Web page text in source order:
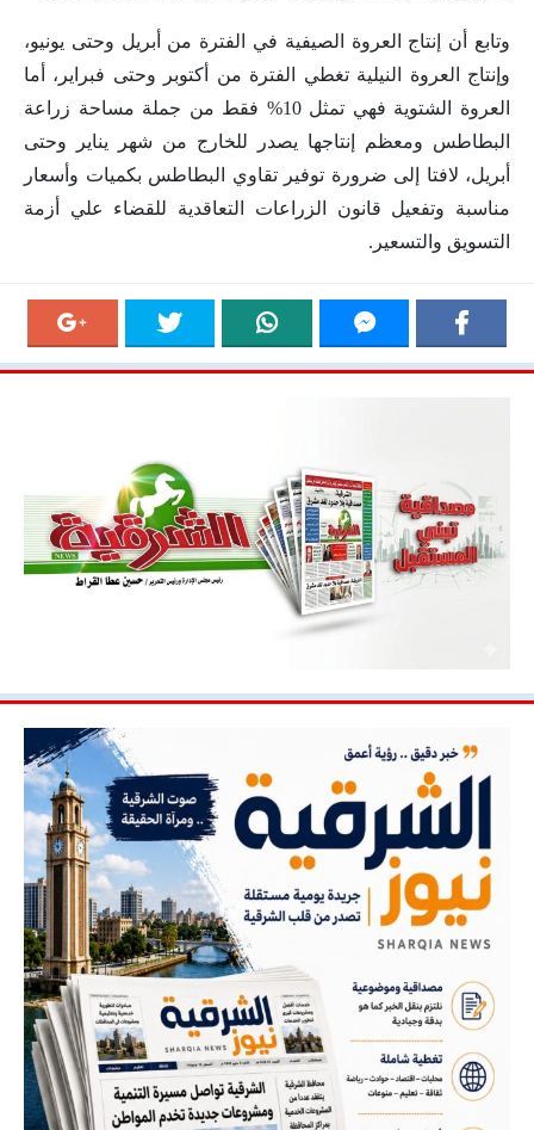
وتابع أن إنتاج العروة الصيفية في الفترة من أبريل وحتى يونيو،
وإنتاج العروة النيلية تغطي الفترة من أكتوبر وحتى فبراير، أما
العروة الشتوية فهي تمثل 10% فقط من جملة مساحة زراعة
البطاطس ومعظم إنتاجها يصدر للخارج من شهر يناير وحتى
أبريل، لافتا إلى ضرورة توفير تقاوي البطاطس بكميات وأسعار
مناسبة وتفعيل قانون الزراعات التعاقدية للقضاء علي أزمة
التسويق والتسعير.